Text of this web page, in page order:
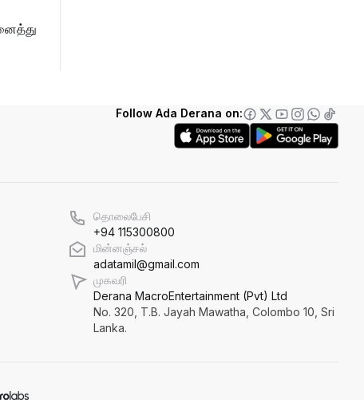
தமிழர் பகுதிகளில் ஏன் இவ்வாறு
நடக்கிறது?
Follow Ada Derana on:
தொலைபேசி
+94 115300800
மின்னஞ்சல்
adatamil@gmail.com
முகவரி
Derana MacroEntertainment (Pvt) Ltd
No. 320, T.B. Jayah Mawatha, Colombo 10, Sri
Lanka.